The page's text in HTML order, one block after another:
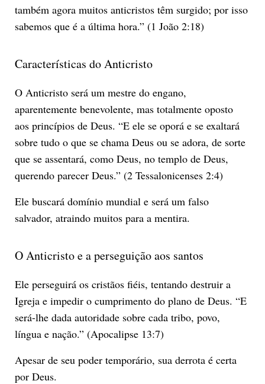
também agora muitos anticristos têm surgido; por isso
sabemos que é a última hora.” (1 João 2:18)
Características do Anticristo
O Anticristo será um mestre do engano,
aparentemente benevolente, mas totalmente oposto
aos princípios de Deus. “E ele se oporá e se exaltará
sobre tudo o que se chama Deus ou se adora, de sorte
que se assentará, como Deus, no templo de Deus,
querendo parecer Deus.” (2 Tessalonicenses 2:4)
Ele buscará domínio mundial e será um falso
salvador, atraindo muitos para a mentira.
O Anticristo e a perseguição aos santos
Ele perseguirá os cristãos fiéis, tentando destruir a
Igreja e impedir o cumprimento do plano de Deus. “E
será-lhe dada autoridade sobre cada tribo, povo,
língua e nação.” (Apocalipse 13:7)
Apesar de seu poder temporário, sua derrota é certa
por Deus.